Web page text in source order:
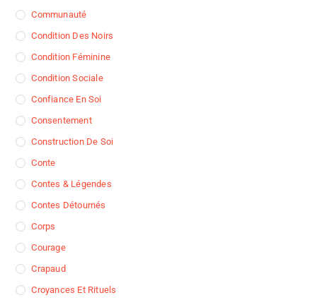
Communauté
Condition Des Noirs
Condition Féminine
Condition Sociale
Confiance En Soi
Consentement
Construction De Soi
Conte
Contes & Légendes
Contes Détournés
Corps
Courage
Crapaud
Croyances Et Rituels